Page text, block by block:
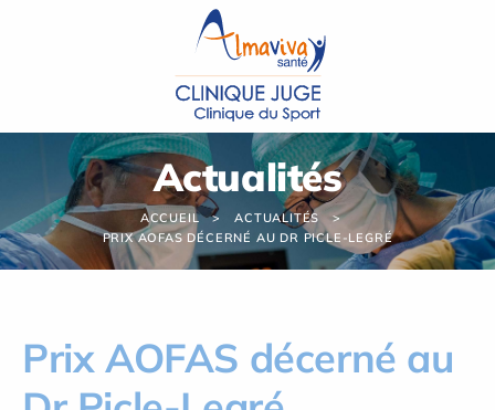
Actualités
ACCUEIL
ACTUALITÉS
PRIX AOFAS DÉCERNÉ AU DR PICLE-LEGRÉ
Prix AOFAS décerné au
Panneau de gestion des cookies